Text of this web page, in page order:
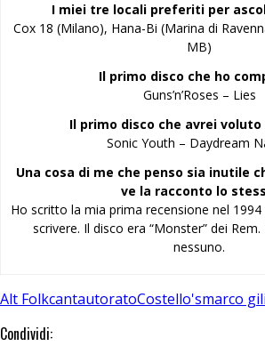
I miei tre locali preferiti per
Cox 18 (Milano), Hana-Bi (Marina di
MB)
Il primo disco che ho
Guns’n’Roses – Lies
Il primo disco che avrei
Sonic Youth – Daydream
Una cosa di me che penso sia inutile
ve la racconto lo
Ho scritto la mia prima recensione nel
scrivere. Il disco era “Monster” dei
nessuno.
Alt FolkcantautoratoCostello'smarco
Condividi: